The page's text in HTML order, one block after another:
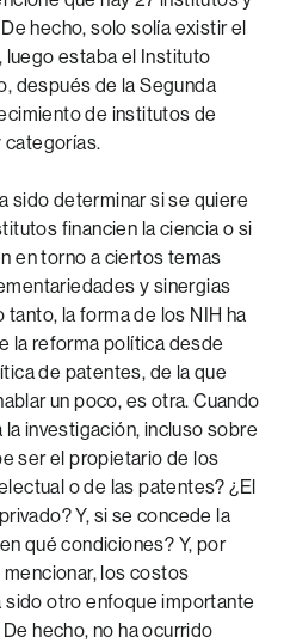
hecho, solo solía existir el
luego estaba el Instituto
después de la Segunda
de institutos de
categorías.
sido determinar si se quiere
financien la ciencia o si
en torno a ciertos temas
y sinergias
la forma de los NIH ha
la reforma política desde
de patentes, de la que
un poco, es otra. Cuando
investigación, incluso sobre
ser el propietario de los
o de las patentes? ¿El
Y, si se concede la
qué condiciones? Y, por
los costos
otro enfoque importante
hecho, no ha ocurrido